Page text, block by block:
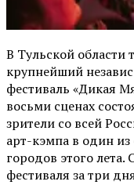
В Тульской области
крупнейший
фестиваль «Дикая
восьми сценах
зрители со всей
арт-кэмпа в один
городов этого
фестиваля за три